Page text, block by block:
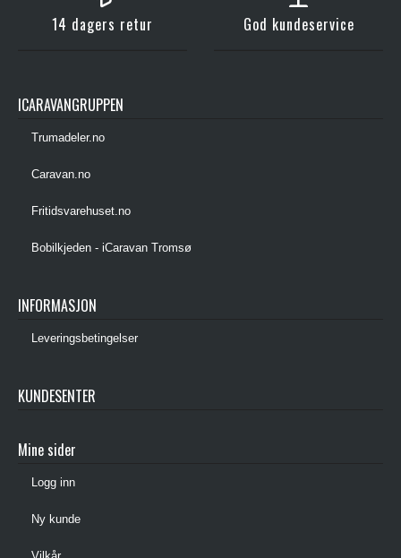
14 dagers retur God kundeservice
ICARAVANGRUPPEN
Trumadeler.no
Caravan.no
Fritidsvarehuset.no
Bobilkjeden - iCaravan Tromsø
INFORMASJON
Leveringsbetingelser
KUNDESENTER
Mine sider
Logg inn
Ny kunde